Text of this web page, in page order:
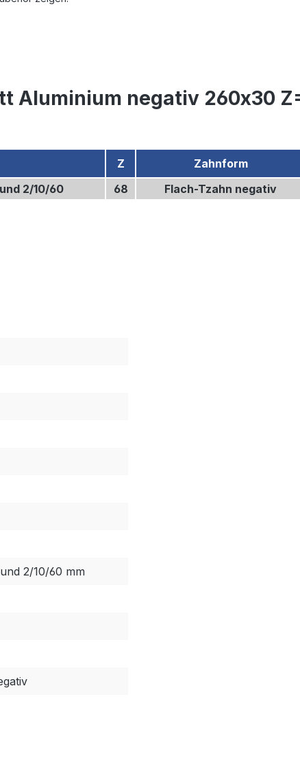
Aluminium negativ 260x30
Z
Zahnform
2/10/60 68 Flach-Tzahn negativ
2/10/60 mm